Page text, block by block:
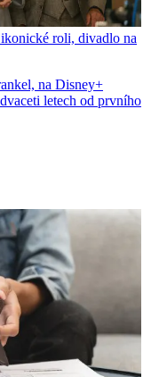
roli, divadlo na
na Disney+
letech od prvního